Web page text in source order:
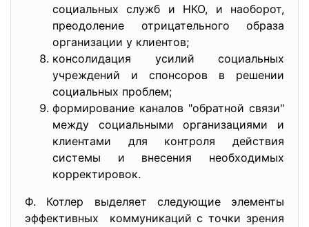
социальных служб и НКО, и наоборот,
преодоление отрицательного образа
организации у клиентов;
консолидация усилий социальных
учреждений и спонсоров в решении
социальных проблем;
формирование каналов "обратной связи"
между социальными организациями и
клиентами для контроля действия
системы и внесения необходимых
корректировок.
Ф. Котлер выделяет следующие элементы
эффективных коммуникаций с точки зрения